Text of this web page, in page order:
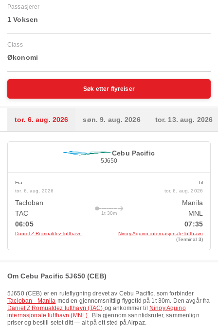
Passasjerer
1 Voksen
Class
Økonomi
Søk etter flyreiser
tor. 6. aug. 2026 søn. 9. aug. 2026 tor. 13. aug. 2026
Cebu Pacific
5J650
Fra
tor. 6. aug. 2026
Tacloban
TAC
06:05
Daniel Z Romualdez lufthavn
1t 30m
Til
tor. 6. aug. 2026
Manila
MNL
07:35
Ninoy Aquino internasjonale lufthavn
(Terminal 3)
Om Cebu Pacific 5J650 (CEB)
5J650(CEB) er en ruteflygning drevet av Cebu Pacific, som forbinder
Tacloban - Manila med en gjennomsnittlig flygetid på 1t 30m. Den avgår fra
Daniel Z Romualdez lufthavn (TAC) og ankommer til
Ninoy Aquino
internasjonale lufthavn (MNL) . Bla gjennom sanntidsruter, sammenlign
priser og bestill setet ditt — alt på ett sted på Airpaz.